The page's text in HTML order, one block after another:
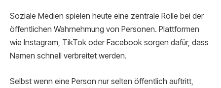
Soziale Medien spielen heute eine zentrale Rolle bei der
öffentlichen Wahrnehmung von Personen. Plattformen
wie Instagram, TikTok oder Facebook sorgen dafür, dass
Namen schnell verbreitet werden.
Selbst wenn eine Person nur selten öffentlich auftritt,